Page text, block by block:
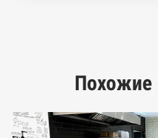
Единый реестр малого
Похожие